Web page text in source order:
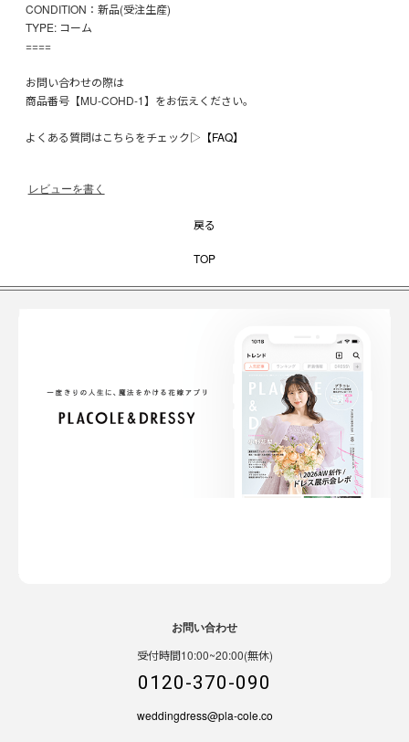
CONDITION：新品(受注生産)
TYPE: コーム
====
お問い合わせの際は
商品番号【MU-COHD-1】をお伝えください。
よくある質問はこちらをチェック▷ 【FAQ】
レビューを書く
戻る
TOP
お問い合わせ
受付時間10:00~20:00(無休)
0120-370-090
weddingdress@pla-cole.co